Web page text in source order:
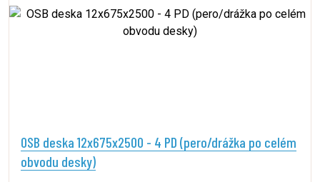
OSB deska 12x675x2500 - 4 PD (pero/drážka po celém
obvodu desky)